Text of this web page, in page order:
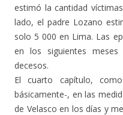
estimó la cantidad
lado, el padre Lozano
solo 5 000 en Lima. Las
en los siguientes
decesos.
El cuarto capítulo,
básicamente-, en las
de Velasco en los días y